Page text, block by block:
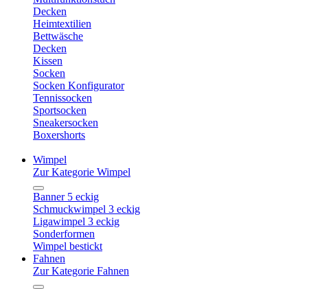
Decken
Heimtextilien
Bettwäsche
Decken
Kissen
Socken
Socken Konfigurator
Tennissocken
Sportsocken
Sneakersocken
Boxershorts
Wimpel
Zur Kategorie Wimpel
Banner 5 eckig
Schmuckwimpel 3 eckig
Ligawimpel 3 eckig
Sonderformen
Wimpel bestickt
Fahnen
Zur Kategorie Fahnen